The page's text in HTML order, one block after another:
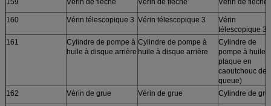
160 Vérin télescopique 3 Vérin télescopique 3
Vérin
télescopique 3
161
Cylindre de pompe à
huile à disque arrière
Cylindre de pompe à
huile à disque arrière
Cylindre de
pompe à huile
plaque en
caoutchouc de
queue)
162
Vérin de grue Vérin de grue Cylindre de